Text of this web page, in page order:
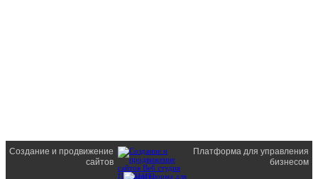
Создание и продвижение
сайтов
Платформа для управления
бизнесом